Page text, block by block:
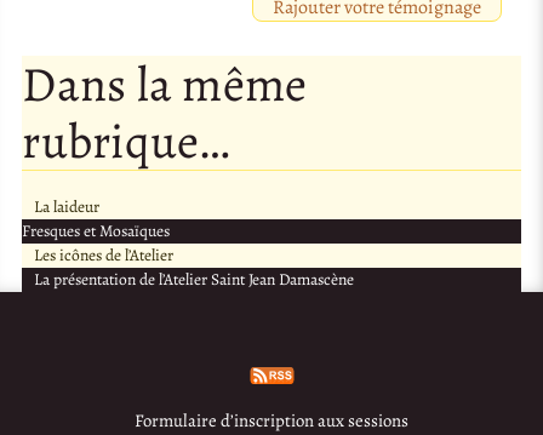
Rajouter votre témoignage
Dans la même
rubrique…
La laideur
Fresques et Mosaïques
Les icônes de l’Atelier
La présentation de l’Atelier Saint Jean Damascène
Formulaire d’inscription aux sessions